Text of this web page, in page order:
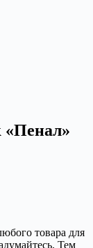
«Пенал»
товара для
Тем